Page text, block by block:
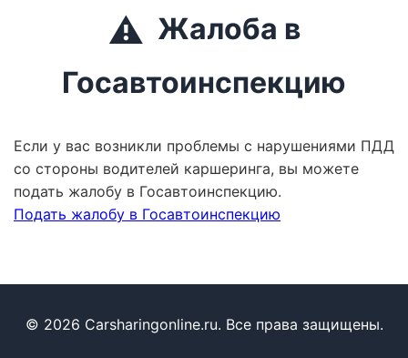
⚠️ Жалоба в
Госавтоинспекцию
Если у вас возникли проблемы с нарушениями ПДД
со стороны водителей каршеринга, вы можете
подать жалобу в Госавтоинспекцию.
Подать жалобу в Госавтоинспекцию
© 2026 Carsharingonline.ru. Все права защищены.